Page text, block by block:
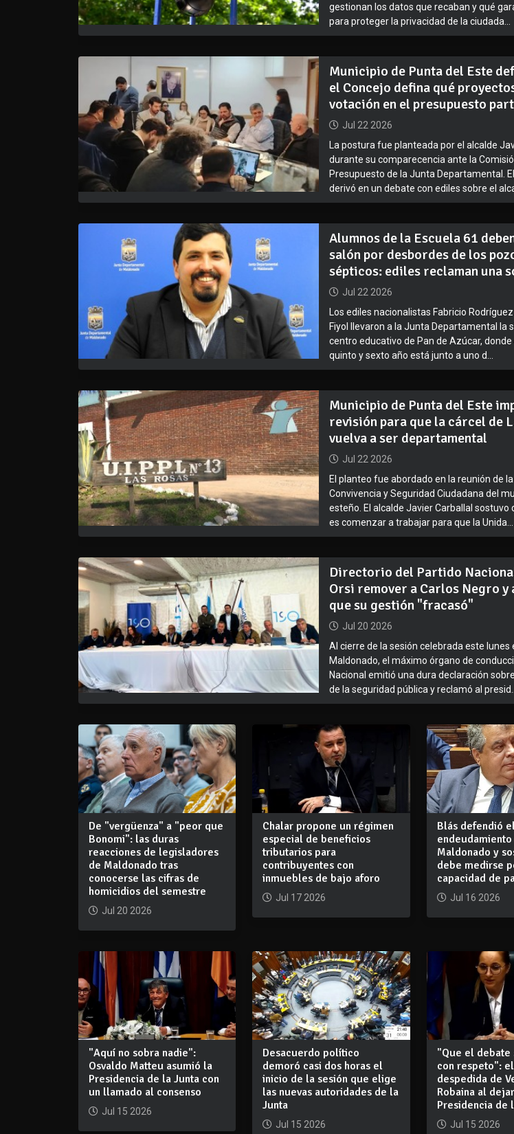
gestionan los datos que recaban y qué
para proteger la privacidad de la ciudada...
Municipio de Punta del Este
el Concejo defina qué
votación en el presupuesto
Jul 22 2026
La postura fue planteada por el alcalde
durante su comparecencia ante la
Presupuesto de la Junta Departamental.
derivó en un debate con ediles sobre el
Alumnos de la Escuela 61
salón por desbordes de los
sépticos: ediles reclaman una
Jul 22 2026
Los ediles nacionalistas Fabricio
Fiyol llevaron a la Junta Departamental la
centro educativo de Pan de Azúcar, donde
quinto y sexto año está junto a uno d...
Municipio de Punta del Este
revisión para que la cárcel de
vuelva a ser departamental
Jul 22 2026
El planteo fue abordado en la reunión de
Convivencia y Seguridad Ciudadana del
esteño. El alcalde Javier Carballal sostuvo
es comenzar a trabajar para que la Unida...
Directorio del Partido
Orsi remover a Carlos Negro y
que su gestión "fracasó"
Jul 20 2026
Al cierre de la sesión celebrada este lunes
Maldonado, el máximo órgano de
Nacional emitió una dura declaración
de la seguridad pública y reclamó al presid...
De "vergüenza" a "peor que
Bonomi": las duras
reacciones de legisladores
de Maldonado tras
conocerse las cifras de
homicidios del semestre
Jul 20 2026
Chalar propone un régimen
especial de beneficios
tributarios para
contribuyentes con
inmuebles de bajo aforo
Jul 17 2026
Blás defendió
endeudamiento
Maldonado y
debe medirse
capacidad de
Jul 16 2026
"Aquí no sobra nadie":
Osvaldo Matteu asumió la
Presidencia de la Junta con
un llamado al consenso
Jul 15 2026
Desacuerdo político
demoró casi dos horas el
inicio de la sesión que elige
las nuevas autoridades de la
Junta
Jul 15 2026
"Que el debate
con respeto":
despedida de
Robaina al
Presidencia de
Jul 15 2026